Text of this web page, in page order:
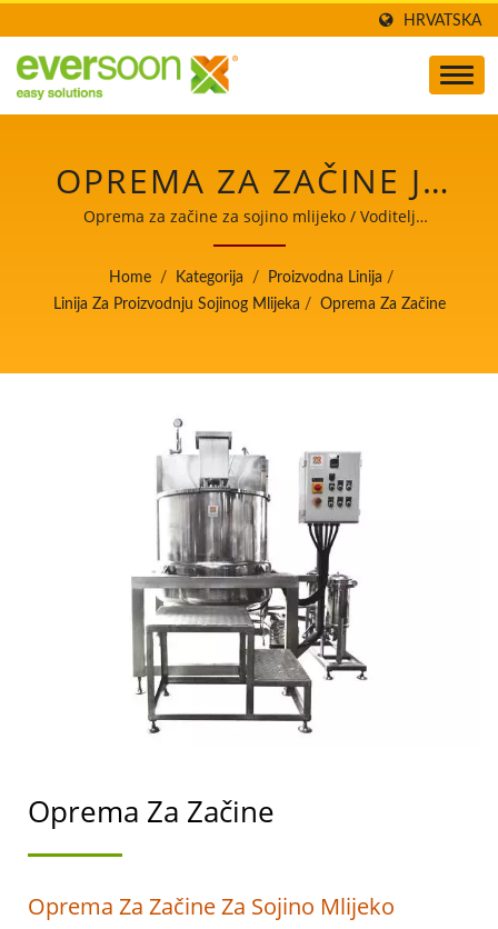
HRVATSKA
OPREMA ZA ZAČINE JE
JEDNA OD MAŠINA U
LINIJI ZA PROIZVODNJU
SOJINOG MLIJEKA. /
STROJEVA ZA
PROIZVODNJU TOFUA I
SOJINOG MLIJEKA S
NAJVIŠIM PRIORITETOM
NA SIGURNOSTI
HRANE.
Oprema za začine za sojino mlijeko / Voditelj
automatskih strojeva za proizvodnju tofua i sojinog
mlijeka s najvišim prioritetom na sigurnosti hrane.
Home / Kategorija / Proizvodna Linija /
Linija Za Proizvodnju Sojinog Mlijeka / Oprema Za Začine
Oprema Za Začine
Oprema Za Začine Za Sojino Mlijeko